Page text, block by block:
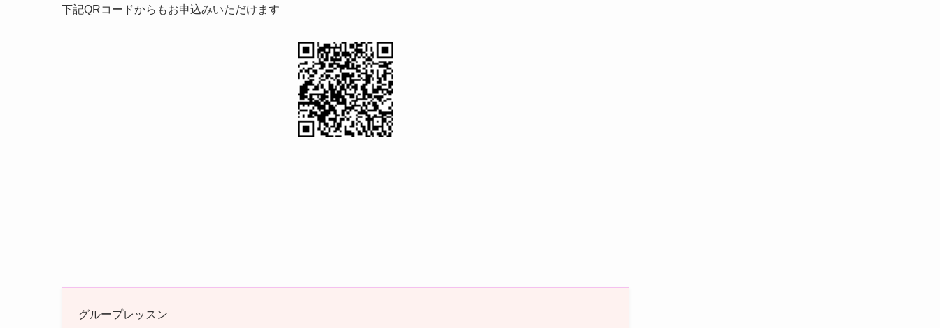
下記QRコードからもお申込みいただけます
グループレッスン